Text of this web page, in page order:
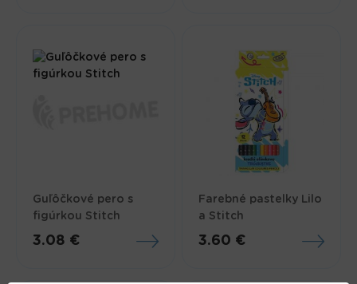
Guľôčkové pero s
figúrkou Stitch
3.08 €
Farebné pastelky Lilo
a Stitch
3.60 €